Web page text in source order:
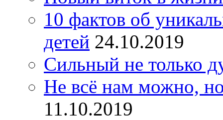
10 фактов об
детей 24.10.2019
Сильный не только
Не всё нам можно,
11.10.2019